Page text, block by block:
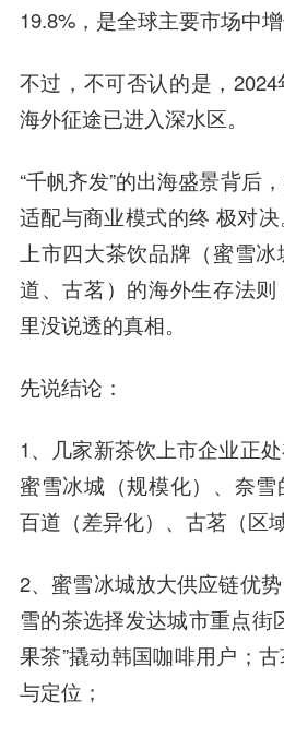
19.8%，是全球主要市场中
不过，不可否认的是，
海外征途已进入深水区。
“千帆齐发”的出海盛景背后
适配与商业模式的终 极对
上市四大茶饮品牌（蜜雪
道、古茗）的海外生存法
里没说透的真相。
先说结论：
1、几家新茶饮上市企业正
蜜雪冰城（规模化）、奈
百道（差异化）、古茗（区
2、蜜雪冰城放大供应链优
雪的茶选择发达城市重点街
果茶”撬动韩国咖啡用户；
与定位；